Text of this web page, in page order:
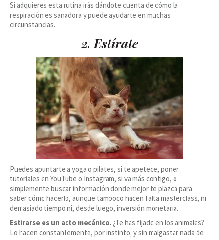
Si adquieres esta rutina irás dándote cuenta de cómo la
respiración es sanadora y puede ayudarte en muchas
circunstancias.
2. Estírate
Puedes apuntarte a yoga o pilates, si te apetece, poner
tutoriales en YouTube o Instagram, si va más contigo, o
simplemente buscar información donde mejor te plazca para
saber cómo hacerlo, aunque tampoco hacen falta masterclass, ni
demasiado tiempo ni, desde luego, inversión monetaria.
Estirarse es un acto mecánico. ¿Te has fijado en los animales?
Lo hacen constantemente, por instinto, y sin malgastar nada de